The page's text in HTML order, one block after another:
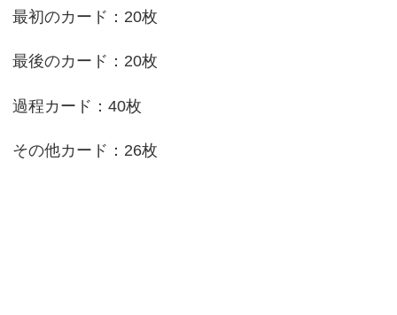
最初のカード：20枚
最後のカード：20枚
過程カード：40枚
その他カード：26枚